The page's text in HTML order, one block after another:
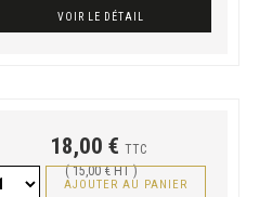
VOIR LE DÉTAIL
18,00 € TTC
( 15,00 € HT )
AJOUTER AU PANIER